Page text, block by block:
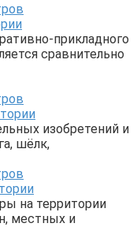
прикладного
сравнительно
изобретений и
шёлк,
на территории
местных и